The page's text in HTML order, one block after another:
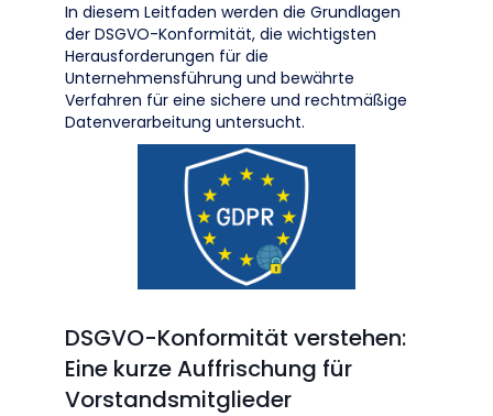
In diesem Leitfaden werden die Grundlagen
der DSGVO-Konformität, die wichtigsten
Herausforderungen für die
Unternehmensführung und bewährte
Verfahren für eine sichere und rechtmäßige
Datenverarbeitung untersucht.
DSGVO-Konformität verstehen:
Eine kurze Auffrischung für
Vorstandsmitglieder